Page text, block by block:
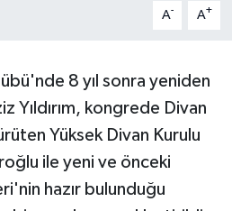
A- A+
8 yıl sonra yeniden
Yıldırım, kongrede Divan
Yüksek Divan Kurulu
ile yeni ve önceki
hazır bulunduğu